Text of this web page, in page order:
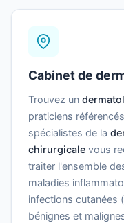
Cabinet de
Trouvez un
praticiens
spécialistes de la
chirurgicale vous
traiter l'ensemble
maladies
infections cutanées
bénignes et